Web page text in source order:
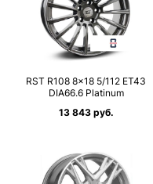
RST R108 8×18 5/112 ET43
DIA66.6 Platinum
13 843 руб.